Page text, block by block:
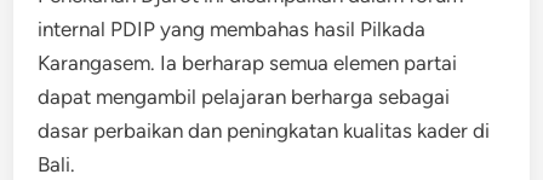
internal PDIP yang membahas hasil Pilkada
Karangasem. Ia berharap semua elemen partai
dapat mengambil pelajaran berharga sebagai
dasar perbaikan dan peningkatan kualitas kader di
Bali.